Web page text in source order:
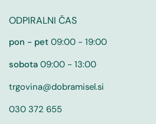
ODPIRALNI ČAS
pon - pet 09:00 - 19:00
sobota 09:00 - 13:00
trgovina@dobramisel.si
030 372 655